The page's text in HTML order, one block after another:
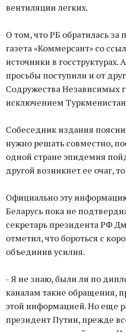
вентиляции легких.
О том, что РБ обратилась
газета «Коммерсант» со
источники в госструктурах.
просьбы поступили и от
Содружества Независимых
исключением
Собеседник издания
нужно решать совместно,
одной стране эпидемия
другой возникнет ее очаг,
Официально эту
Беларусь пока не
секретарь президента РФ
отметил, что бороться с
объединив усилия.
- Я не знаю, были ли по
каналам такие обращения,
этой информацией. Но еще
президент Путин, прежде